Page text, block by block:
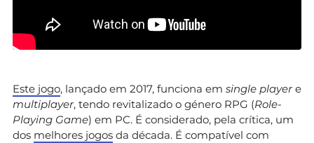
Este jogo, lançado em 2017, funciona em single playere
multiplayer, tendo revitalizado o género RPG (Role-
Playing Game) em PC. É considerado, pela crítica, um
dos melhores jogos da década. É compatível com